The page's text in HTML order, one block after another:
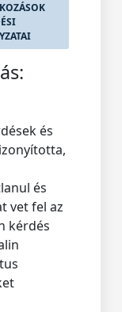
és
és
vet fel az
kérdés